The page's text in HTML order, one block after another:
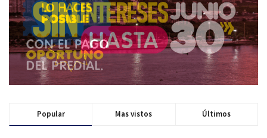
Popular Mas vistos Últimos